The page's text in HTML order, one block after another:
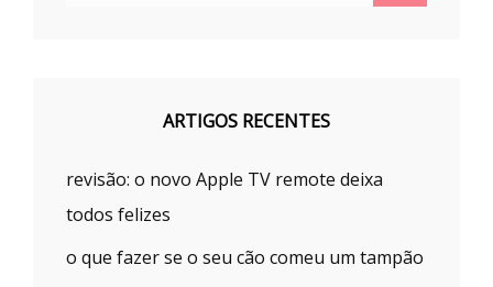
ARTIGOS RECENTES
revisão: o novo Apple TV remote deixa
todos felizes
o que fazer se o seu cão comeu um tampão